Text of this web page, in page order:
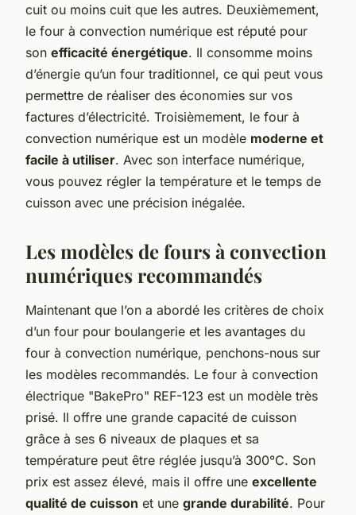
cuit ou moins cuit que les autres. Deuxièmement,
le four à convection numérique est réputé pour
son efficacité énergétique. Il consomme moins
d’énergie qu’un four traditionnel, ce qui peut vous
permettre de réaliser des économies sur vos
factures d’électricité. Troisièmement, le four à
convection numérique est un modèle moderne et
facile à utiliser. Avec son interface numérique,
vous pouvez régler la température et le temps de
cuisson avec une précision inégalée.
Les modèles de fours à convection
numériques recommandés
Maintenant que l’on a abordé les critères de choix
d’un four pour boulangerie et les avantages du
four à convection numérique, penchons-nous sur
les modèles recommandés. Le four à convection
électrique "BakePro" REF-123 est un modèle très
prisé. Il offre une grande capacité de cuisson
grâce à ses 6 niveaux de plaques et sa
température peut être réglée jusqu’à 300°C. Son
prix est assez élevé, mais il offre une excellente
qualité de cuisson et une grande durabilité. Pour